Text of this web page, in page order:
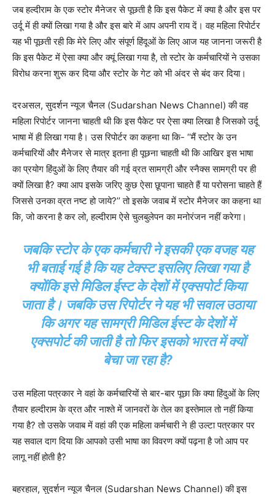
जब हल्दीराम के एक स्टोर मैनेजर से पूछती है कि इस पैकेट में क्या है और इस पर
उर्दू में ही क्यों लिखा गया है और इस बारे में आप अपनी राय दें। वह महिला रिपोर्टर
यह भी पूछती रही कि मेरे लिए और संपूर्ण हिंदूओं के लिए आज यह जानना जरूरी है
कि इस पैकेट में ऐसा क्या और क्यूं लिखा गया है, तो स्टोर के कर्मचारियों ने उसका
विरोध करना शुरू कर दिया और स्टोर के गेट को भी अंदर से बंद कर दिया।
दरअसल, सुदर्शन न्यूज चैनल (Sudarshan News Channel) की वह
महिला रिपोर्टर जानना चाहती थी कि इस पैकेट पर ऐसा क्या लिखा है जिसको उर्दू
भाषा में ही लिखा गया है। उस रिपोर्टर का कहना था कि- ‘‘मैं स्टोर के उन
कर्मचारियों और मैनेजर से मात्र इतना ही पूछना चाहती थी कि आखिर इस भाषा
का प्रयोग हिंदुओं के लिए तैयार की गई व्रत सामग्री और स्नैक्स सामग्री पर ही
क्यों लिखा है? क्या आप इसके जरिए कुछ ऐसा छूपाना चाहते हैं या परोसना चाहते हैं
जिससे उनका व्रत नष्ट हो जाये?’’ तो इसके जवाब में स्टोर मैनेजर का कहना था
कि, जो करना है कर लो, हल्दीराम ऐसे चुलबुलेपन का मनोरंजन नहीं करेगा।
जबकि स्टोर के एक कर्मचारी ने इसकी एक वजह यह
भी बताई गई है कि यह टेक्स्ट इसलिए लिखा गया है
क्योंकि इसे मिडिल ईस्ट के देशों में एक्सपोर्ट किया
जाता है। जबकि उस रिपोर्टर ने यह भी सवाल उठाया
कि अगर यह सामग्री मिडिल ईस्ट के देशों में
एक्सपोर्ट की जाती है तो फिर इसको भारत में क्यों
बेचा जा रहा है?
उस महिला पत्रकार ने वहां के कर्मचारियों से बार-बार पूछा कि क्या हिंदुओं के लिए
तैयार हल्दीराम के व्रत और नाश्ते में जानवरों के तेल का इस्तेमाल तो नहीं किया
गया है? तो उसके जवाब में वहां की एक महिला कर्मचारी ने ही उल्टा पत्रकार पर
यह सवाल दाग दिया कि आपको उसी भाषा का विवरण क्यों पढ़ना है जो आप पर
लागू नहीं होती है?
बहरहाल, सुदर्शन न्यूज चैनल (Sudarshan News Channel) की इस